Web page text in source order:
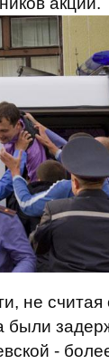
не считая
были
-